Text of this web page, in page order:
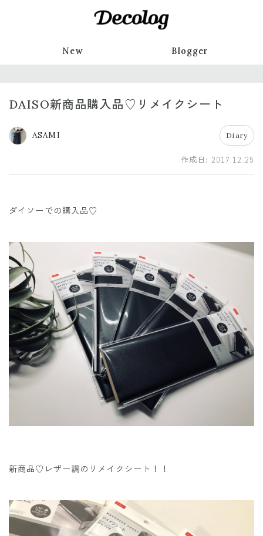
New Blogger
DAISO新商品購入品♡リメイクシート
ASAMI Diary
作成日: 2017.12.25
ダイソーでの購入品♡
新商品♡レザー調のリメイクシート！！